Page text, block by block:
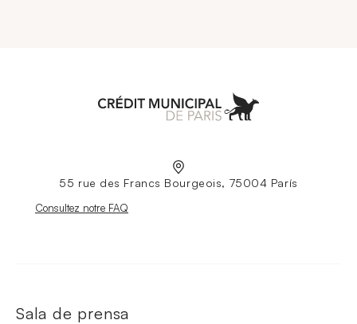
55 rue des Francs Bourgeois, 75004 París
Nouvelle fenêtre
Consultez notre FAQ
Sala de prensa